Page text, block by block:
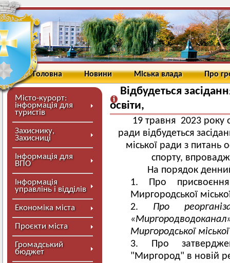
Головна Новини Міська влада Про
Місто-курорт:
інформація для
туристів
Захиснику,
Захисниці
Інформація для
ВПО
Інформація
управлінь і відділів
Економіка міста
Проєкти міста
Громадський
бюджет
Відбудеться
освіти,
19 травня 2023 року
ради відбудеться
міської ради з питань
спорту,
На порядок
Про
Миргородської
Про
Миргородської
Про
"Миргород" в новій